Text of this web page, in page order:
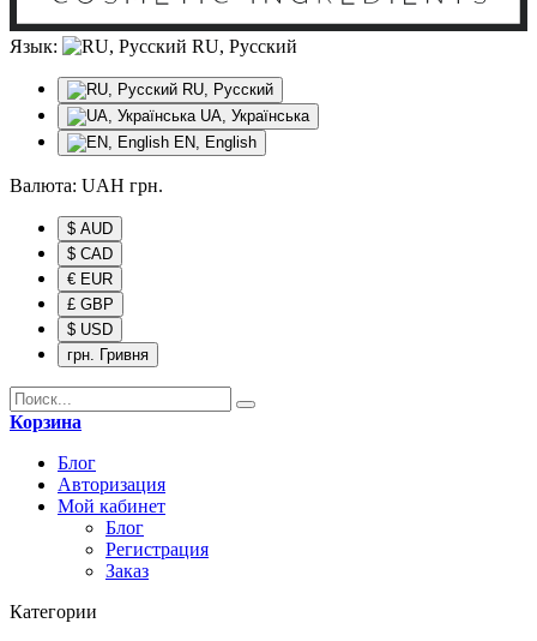
Язык: RU, Русский
RU, Русский
UA, Українська
EN, English
Валюта: UAH грн.
$ AUD
$ CAD
€ EUR
£ GBP
$ USD
грн. Гривня
Корзина
Блог
Авторизация
Мой кабинет
Блог
Регистрация
Заказ
Категории